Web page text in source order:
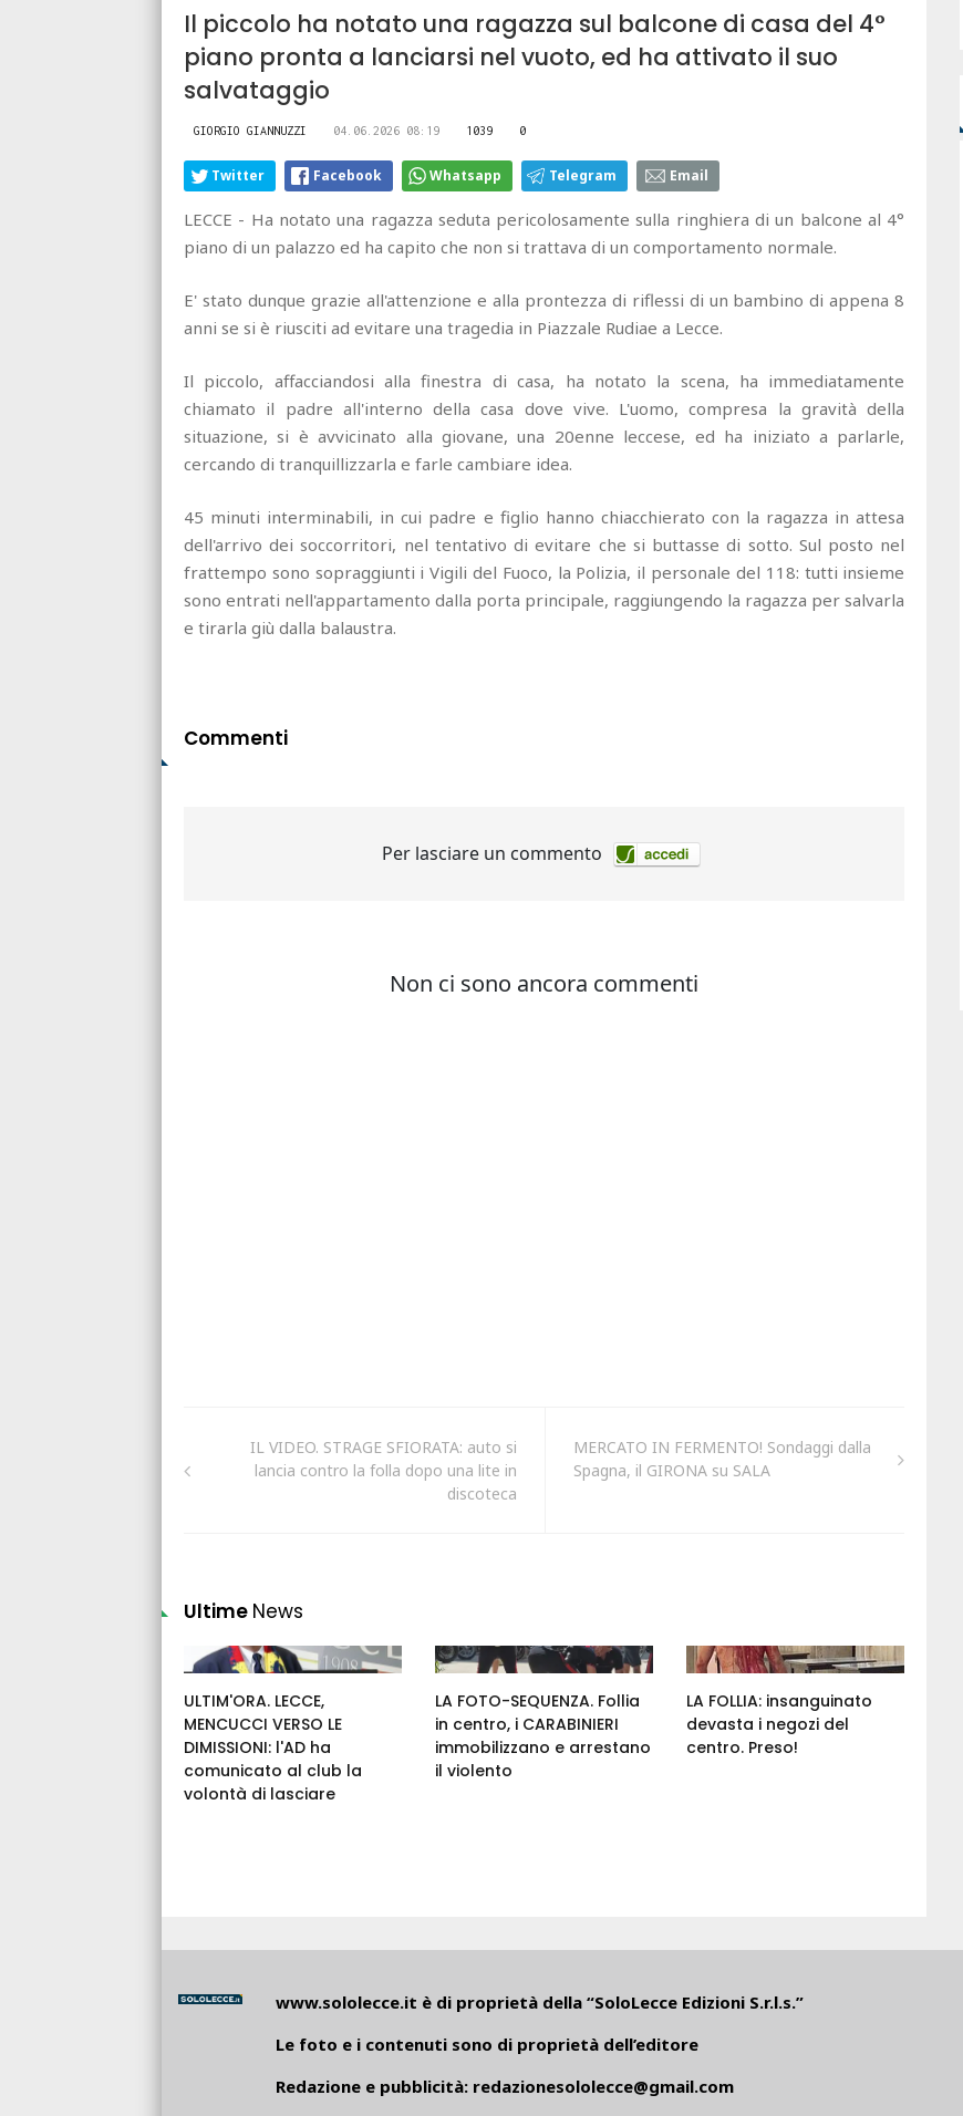
Il piccolo ha notato una ragazza sul balcone di casa del 4°
piano pronta a lanciarsi nel vuoto, ed ha attivato il suo
salvataggio
GIORGIO GIANNUZZI 04.06.2026 08:19 1039 0
Twitter Facebook Whatsapp Telegram Email
LECCE - Ha notato una ragazza seduta pericolosamente sulla ringhiera di un balcone al 4°
piano di un palazzo ed ha capito che non si trattava di un comportamento normale.
E' stato dunque grazie all'attenzione e alla prontezza di riflessi di un bambino di appena 8
anni se si è riusciti ad evitare una tragedia in Piazzale Rudiae a Lecce.
Il piccolo, affacciandosi alla finestra di casa, ha notato la scena, ha immediatamente
chiamato il padre all'interno della casa dove vive. L'uomo, compresa la gravità della
situazione, si è avvicinato alla giovane, una 20enne leccese, ed ha iniziato a parlarle,
cercando di tranquillizzarla e farle cambiare idea.
45 minuti interminabili, in cui padre e figlio hanno chiacchierato con la ragazza in attesa
dell'arrivo dei soccorritori, nel tentativo di evitare che si buttasse di sotto. Sul posto nel
frattempo sono sopraggiunti i Vigili del Fuoco, la Polizia, il personale del 118: tutti insieme
sono entrati nell'appartamento dalla porta principale, raggiungendo la ragazza per salvarla
e tirarla giù dalla balaustra.
Commenti
IL VIDEO. STRAGE SFIORATA: auto si
lancia contro la folla dopo una lite in
discoteca
MERCATO IN FERMENTO! Sondaggi dalla
Spagna, il GIRONA su SALA
Ultime News
ULTIM'ORA. LECCE,
MENCUCCI VERSO LE
DIMISSIONI: l'AD ha
comunicato al club la
volontà di lasciare
LA FOTO-SEQUENZA. Follia
in centro, i CARABINIERI
immobilizzano e arrestano
il violento
LA FOLLIA: insanguinato
devasta i negozi del
centro. Preso!
www.sololecce.it è di proprietà della “SoloLecce Edizioni S.r.l.s.”
Le foto e i contenuti sono di proprietà dell’editore
Redazione e pubblicità: redazionesololecce@gmail.com